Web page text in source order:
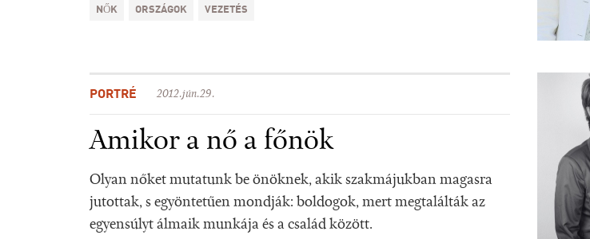
NŐK ORSZÁGOK VEZETÉS
PORTRÉ 2012.jún.29.
Amikor a nő a főnök
Olyan nőket mutatunk be önöknek, akik szakmájukban magasra
jutottak, s egyöntetűen mondják: boldogok, mert megtalálták az
egyensúlyt álmaik munkája és a család között.